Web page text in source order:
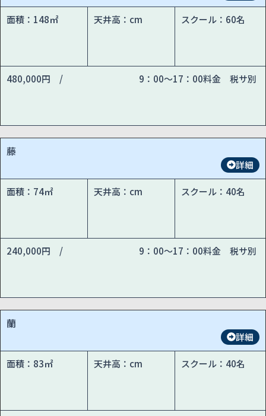
面積：148㎡ 天井高：cm スクール：60名
480,000円 / 9：00～17：00料金 税サ別
藤
詳細
面積：74㎡ 天井高：cm スクール：40名
240,000円 / 9：00～17：00料金 税サ別
蘭
詳細
面積：83㎡ 天井高：cm スクール：40名